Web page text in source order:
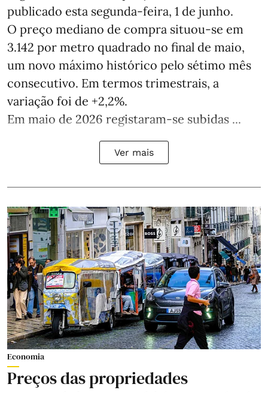
publicado esta segunda-feira, 1 de junho.
O preço mediano de compra situou‑se em
3.142 por metro quadrado no final de maio,
um novo máximo histórico pelo sétimo mês
consecutivo. Em termos trimestrais, a
variação foi de +2,2%.
Em maio de 2026 registaram‑se subidas ...
Ver mais
Economia
Preços das propriedades